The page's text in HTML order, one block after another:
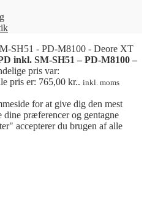
inkl. SM-SH51 – PD-M8100 –
pris var:
pris er: 765,00 kr.. inkl. moms
for at give dig den mest
dine præferencer og gentagne
accepterer du brugen af ​​alle